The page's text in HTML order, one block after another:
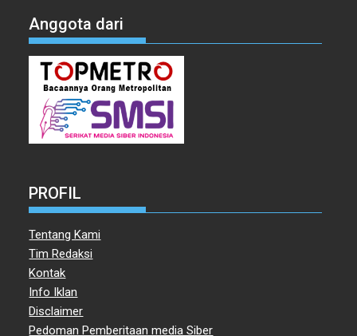
Anggota dari
PROFIL
Tentang Kami
Tim Redaksi
Kontak
Info Iklan
Disclaimer
Pedoman Pemberitaan media Siber